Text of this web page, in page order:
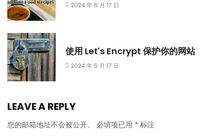
2024 年 6 月 17 日
使用 Let's Encrypt 保护你的网站
2024 年 6 月 17 日
LEAVE A REPLY
您的邮箱地址不会被公开。 必填项已用 * 标注